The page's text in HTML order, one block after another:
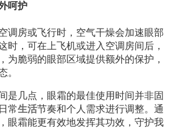
呵护
调房或飞行时，空气干燥会加速眼部
时，可在上飞机或进入空调房间后，
为脆弱的眼部区域提供额外的保护，
。
是几点，眼霜的最佳使用时间并非固
常生活节奏和个人需求进行调整。通
眼霜能更有效地发挥其功效，守护我